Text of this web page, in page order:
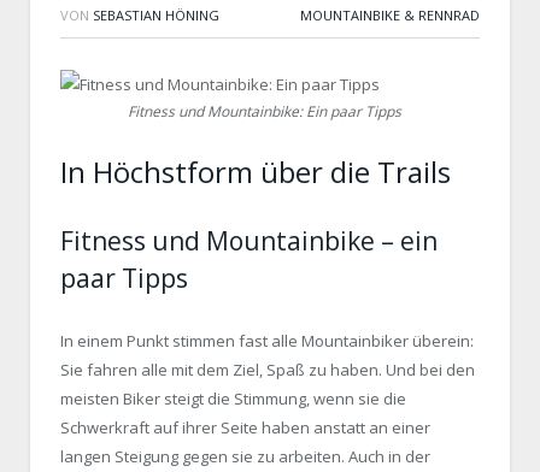
VON SEBASTIAN HÖNING MOUNTAINBIKE & RENNRAD
Fitness und Mountainbike: Ein paar Tipps
In Höchstform über die Trails
Fitness und Mountainbike – ein
paar Tipps
In einem Punkt stimmen fast alle Mountainbiker überein:
Sie fahren alle mit dem Ziel, Spaß zu haben. Und bei den
meisten Biker steigt die Stimmung, wenn sie die
Schwerkraft auf ihrer Seite haben anstatt an einer
langen Steigung gegen sie zu arbeiten. Auch in der